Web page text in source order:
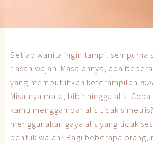
Setiap wanita ingin tampil sempurna
riasan wajah. Masalahnya, ada
yang membutuhkan keterampilan
Misalnya mata, bibir hingga alis.
kamu menggambar alis tidak
menggunakan gaya alis yang tidak
bentuk wajah? Bagi beberapa orang,